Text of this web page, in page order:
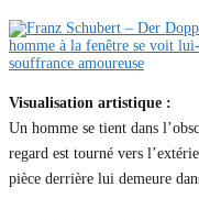
Visualisation artistique :
Un homme se tient dans
regard est tourné vers
pièce derrière lui demeure